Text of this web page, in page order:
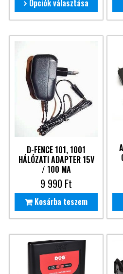
Opciók választása
D-FENCE 101, 1001
HÁLÓZATI ADAPTER 15V
/ 100 MA
9 990 Ft
Kosárba teszem